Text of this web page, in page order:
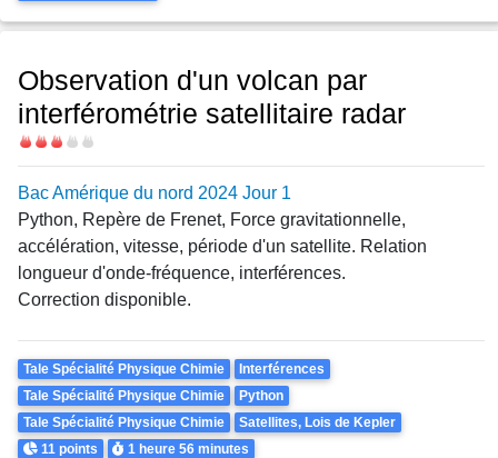
Observation d'un volcan par
interférométrie satellitaire radar
Difficulté
Bac Amérique du nord 2024 Jour 1
Python, Repère de Frenet, Force gravitationnelle,
accélération, vitesse, période d'un satellite. Relation
longueur d'onde-fréquence, interférences.
Correction disponible.
Theme
Tale Spécialité Physique Chimie
Interférences
Tale Spécialité Physique Chimie
Python
Tale Spécialité Physique Chimie
Satellites, Lois de Kepler
Points
11 points Durée
1 heure56 minutes